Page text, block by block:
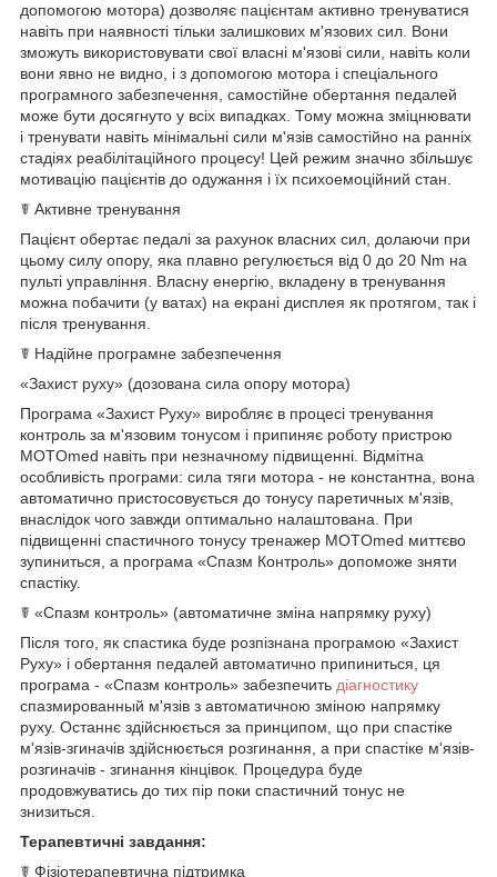
допомогою мотора) дозволяє пацієнтам активно тренуватися
навіть при наявності тільки залишкових м'язових сил. Вони
зможуть використовувати свої власні м'язові сили, навіть коли
вони явно не видно, і з допомогою мотора і спеціального
програмного забезпечення, самостійне обертання педалей
може бути досягнуто у всіх випадках. Тому можна зміцнювати
і тренувати навіть мінімальні сили м'язів самостійно на ранніх
стадіях реабілітаційного процесу! Цей режим значно збільшує
мотивацію пацієнтів до одужання і їх психоемоційний стан.
☤ Активне тренування
Пацієнт обертає педалі за рахунок власних сил, долаючи при
цьому силу опору, яка плавно регулюється від 0 до 20 Nm на
пульті управління. Власну енергію, вкладену в тренування
можна побачити (у ватах) на екрані дисплея як протягом, так і
після тренування.
☤ Надійне програмне забезпечення
«Захист руху» (дозована сила опору мотора)
Програма «Захист Руху» виробляє в процесі тренування
контроль за м'язовим тонусом і припиняє роботу пристрою
MOTOmed навіть при незначному підвищенні. Відмітна
особливість програми: сила тяги мотора - не константна, вона
автоматично пристосовується до тонусу паретичных м'язів,
внаслідок чого завжди оптимально налаштована. При
підвищенні спастичного тонусу тренажер MOTOmed миттєво
зупиниться, а програма «Спазм Контроль» допоможе зняти
спастіку.
☤ «Спазм контроль» (автоматичне зміна напрямку руху)
Після того, як спастика буде розпізнана програмою «Захист
Руху» і обертання педалей автоматично припиниться, ця
програма - «Спазм контроль» забезпечить діагностику
спазмированный м'язів з автоматичною зміною напрямку
руху. Останнє здійснюється за принципом, що при спастіке
м'язів-згиначів здійснюється розгинання, а при спастіке м'язів-
розгиначів - згинання кінцівок. Процедура буде
продовжуватись до тих пір поки спастичний тонус не
знизиться.
Терапевтичні завдання:
☤ Фізіотерапевтична підтримка